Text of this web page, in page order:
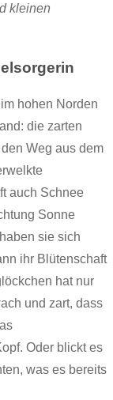
kleinen
hohen Norden
die zarten
Weg aus dem
auch Schnee
Sonne
sie sich
ihr Blütenschaft
hat nur
und zart, dass
Oder blickt es
was es bereits